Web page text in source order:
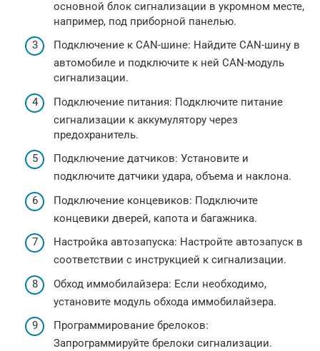
основной блок сигнализации в укромном месте,
например, под приборной панелью.
Подключение к CAN-шине: Найдите CAN-шину в
автомобиле и подключите к ней CAN-модуль
сигнализации.
Подключение питания: Подключите питание
сигнализации к аккумулятору через
предохранитель.
Подключение датчиков: Установите и
подключите датчики удара, объема и наклона.
Подключение концевиков: Подключите
концевики дверей, капота и багажника.
Настройка автозапуска: Настройте автозапуск в
соответствии с инструкцией к сигнализации.
Обход иммобилайзера: Если необходимо,
установите модуль обхода иммобилайзера.
Программирование брелоков:
Запрограммируйте брелоки сигнализации.